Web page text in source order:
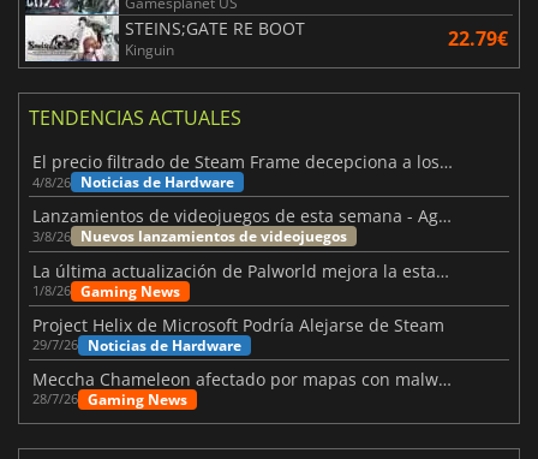
STEINS;GATE RE BOOT
Kinguin 22.79€
TENDENCIAS ACTUALES
El precio filtrado de Steam Frame decepciona a los usuarios
4/8/26 Noticias de Hardware
Lanzamientos de videojuegos de esta semana - Agosto de 2026 (semana 32)
3/8/26 Nuevos lanzamientos de videojuegos
La última actualización de Palworld mejora la estabilidad
1/8/26 Gaming News
Project Helix de Microsoft Podría Alejarse de Steam
29/7/26 Noticias de Hardware
Meccha Chameleon afectado por mapas con malware y Discord
28/7/26 Gaming News